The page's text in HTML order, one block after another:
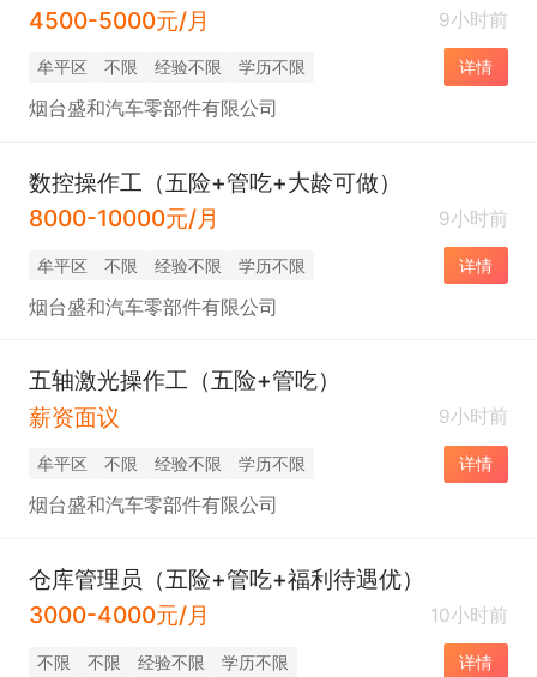
4500-5000元/月
9小时前
牟平区 不限 经验不限 学历不限 详情
烟台盛和汽车零部件有限公司
数控操作工（五险+管吃+大龄可做）
8000-10000元/月
9小时前
牟平区 不限 经验不限 学历不限 详情
烟台盛和汽车零部件有限公司
五轴激光操作工（五险+管吃）
薪资面议
9小时前
牟平区 不限 经验不限 学历不限 详情
烟台盛和汽车零部件有限公司
仓库管理员（五险+管吃+福利待遇优）
3000-4000元/月
10小时前
不限 不限 经验不限 学历不限 详情